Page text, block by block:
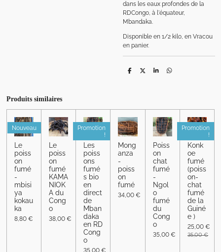
dans les eaux profondes de la
RDCongo, à l'équateur,
Mbandaka.
Disponible en 1/2 kilo, en Vracou
en panier.
P
e
P
e
P
e
P
e
Produits similaires
Nouveau
Le
poiss
on
fumé
-
mbisi
ya
kokau
ka
8,80 €
Le
poiss
on
fumé
KAMA
NIOK
A du
Cong
o
38,00 €
Promotion
!
Les
poiss
ons
fumé
s bio
en
direct
de
Mban
daka
en RD
Cong
o
Mong
anza
-
poiss
on
fumé
34,00 €
Poiss
on
chat
fumé
-
Ngol
o
fumé
du
Cong
o
35,00 €
Promotion
!
Konk
oe
fumé
(poiss
on-
chat
fumé
de la
Guiné
e )
25,00 €
35,00 €